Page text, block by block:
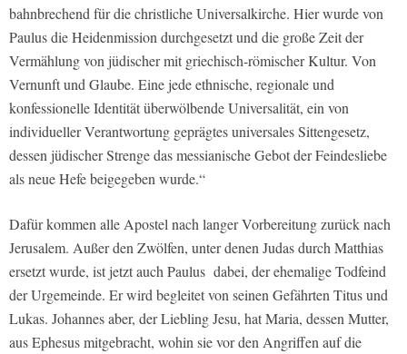
bahnbrechend für die christliche Universalkirche. Hier wurde von
Paulus die Heidenmission durchgesetzt und die große Zeit der
Vermählung von jüdischer mit griechisch-römischer Kultur. Von
Vernunft und Glaube. Eine jede ethnische, regionale und
konfessionelle Identität überwölbende Universalität, ein von
individueller Verantwortung geprägtes universales Sittengesetz,
dessen jüdischer Strenge das messianische Gebot der Feindesliebe
als neue Hefe beigegeben wurde.“
Dafür kommen alle Apostel nach langer Vorbereitung zurück nach
Jerusalem. Außer den Zwölfen, unter denen Judas durch Matthias
ersetzt wurde, ist jetzt auch Paulus dabei, der ehemalige Todfeind
der Urgemeinde. Er wird begleitet von seinen Gefährten Titus und
Lukas. Johannes aber, der Liebling Jesu, hat Maria, dessen Mutter,
aus Ephesus mitgebracht, wohin sie vor den Angriffen auf die